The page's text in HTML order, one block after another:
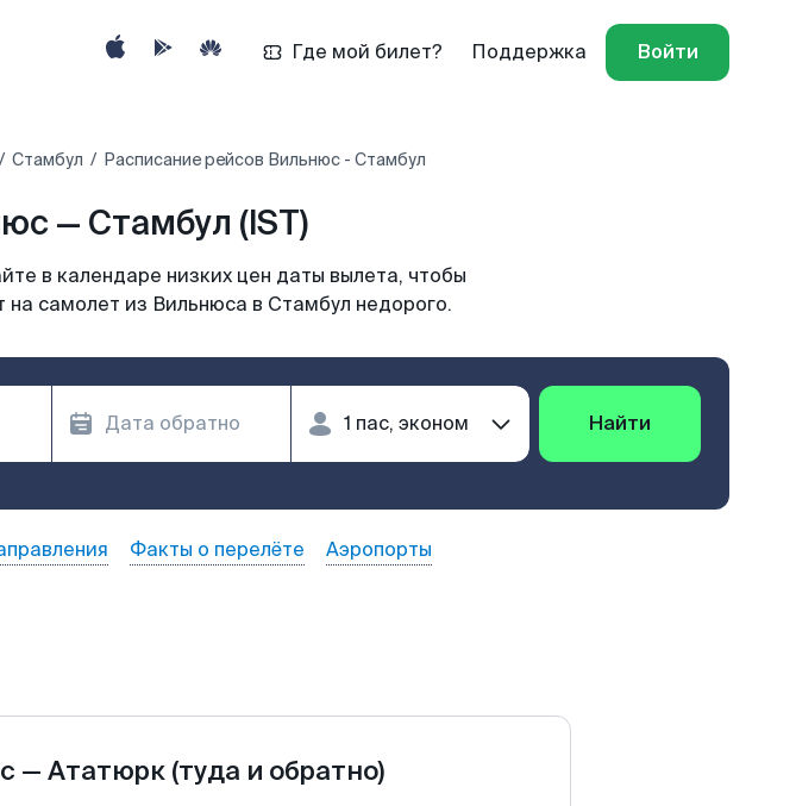
Где мой билет? Поддержка Войти
Стамбул Расписание рейсов Вильнюс - Стамбул
— Стамбул (IST)
в календаре низких цен даты вылета, чтобы
на самолет из Вильнюса в Стамбул недорого.
Найти
Факты о перелёте Аэропорты
— Ататюрк (туда и обратно)